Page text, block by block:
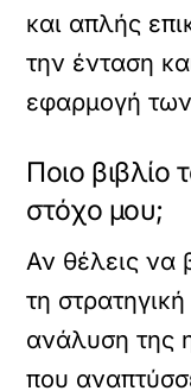
και απλής
την ένταση
εφαρμογή
Ποιο βιβλίο
στόχο μου;
Αν θέλεις να
τη
ανάλυση της
που